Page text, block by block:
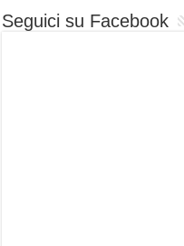
Seguici su Facebook